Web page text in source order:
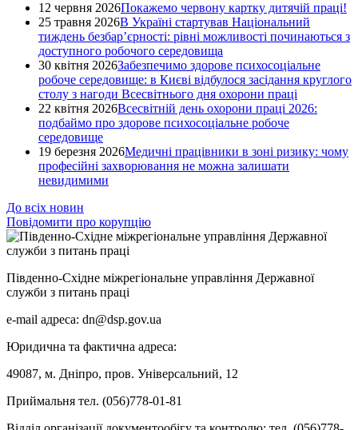
12 червня 2026Покажемо червону картку дитячій праці!
25 травня 2026В Україні стартував Національний
тиждень безбар’єрності: рівні можливості починаються з
доступного робочого середовища
30 квітня 2026Забезпечимо здорове психосоціальне
робоче середовище: в Києві відбулося засідання круглого
столу з нагоди Всесвітнього дня охорони праці
22 квітня 2026Всесвітній день охорони праці 2026:
подбаймо про здорове психосоціальне робоче
середовище
19 березня 2026Медичні працівники в зоні ризику: чому
професійні захворювання не можна залишати
невидимими
До всіх новин
Повідомити про корупцію
Південно-Східне міжрегіональне управління Державної
служби з питань праці
e-mail адреса: dn@dsp.gov.ua
Юридична та фактична адреса:
49087, м. Дніпро, пров. Універсальний, 12
Приймальня тел. (056)778-01-81